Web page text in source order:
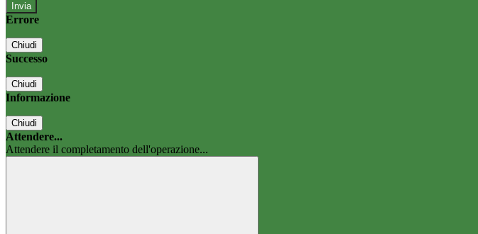
Errore
Chiudi
Successo
Chiudi
Informazione
Chiudi
Attendere...
Attendere il completamento dell'operazione...